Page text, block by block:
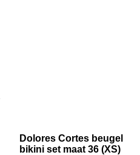
Dolores Cortes beugel
bikini set maat 36 (XS)